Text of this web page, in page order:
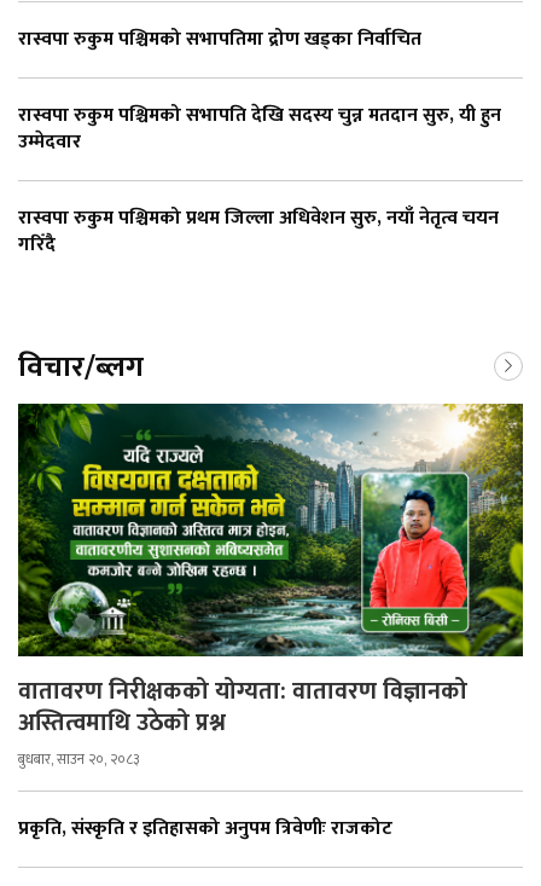
रास्वपा रुकुम पश्चिमको सभापतिमा द्रोण खड्का निर्वाचित
रास्वपा रुकुम पश्चिमको सभापति देखि सदस्य चुन्न मतदान सुरु, यी हुन
उम्मेदवार
रास्वपा रुकुम पश्चिमको प्रथम जिल्ला अधिवेशन सुरु, नयाँ नेतृत्व चयन
गरिँदै
विचार/ब्लग
वातावरण निरीक्षकको योग्यता: वातावरण विज्ञानको
अस्तित्वमाथि उठेको प्रश्न
बुधबार, साउन २०, २०८३
प्रकृति, संस्कृति र इतिहासको अनुपम त्रिवेणीः राजकोट